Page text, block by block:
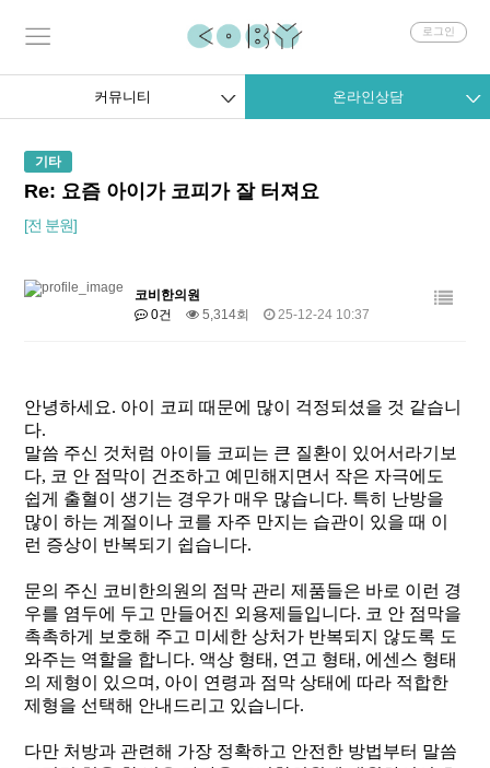
회로그인
커뮤니티 온라인상담
기타
Re: 요즘 아이가 코피가 잘 터져요
[전 분원]
코비한의원
0건
5,314회 25-12-24 10:37
안녕하세요. 아이 코피 때문에 많이 걱정되셨을 것 같습니
다.
말씀 주신 것처럼 아이들 코피는 큰 질환이 있어서라기보
다, 코 안 점막이 건조하고 예민해지면서 작은 자극에도
쉽게 출혈이 생기는 경우가 매우 많습니다. 특히 난방을
많이 하는 계절이나 코를 자주 만지는 습관이 있을 때 이
런 증상이 반복되기 쉽습니다.
문의 주신 코비한의원의 점막 관리 제품들은 바로 이런 경
우를 염두에 두고 만들어진 외용제들입니다. 코 안 점막을
촉촉하게 보호해 주고 미세한 상처가 반복되지 않도록 도
와주는 역할을 합니다. 액상 형태 , 연고 형태 , 에센스 형태
의 제형이 있으며 , 아이 연령과 점막 상태에 따라 적합한
제형을 선택해 안내드리고 있습니다.
다만 처방과 관련해 가장 정확하고 안전한 방법부터 말씀